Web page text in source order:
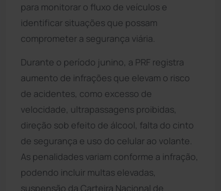
para monitorar o fluxo de veículos e
identificar situações que possam
comprometer a segurança viária.
Durante o período junino, a PRF registra
aumento de infrações que elevam o risco
de acidentes, como excesso de
velocidade, ultrapassagens proibidas,
direção sob efeito de álcool, falta do cinto
de segurança e uso do celular ao volante.
As penalidades variam conforme a infração,
podendo incluir multas elevadas,
suspensão da Carteira Nacional de